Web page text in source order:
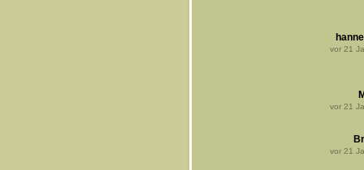
vor 21
vor 21
vor 21